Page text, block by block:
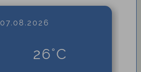
07.08.2026
26°C